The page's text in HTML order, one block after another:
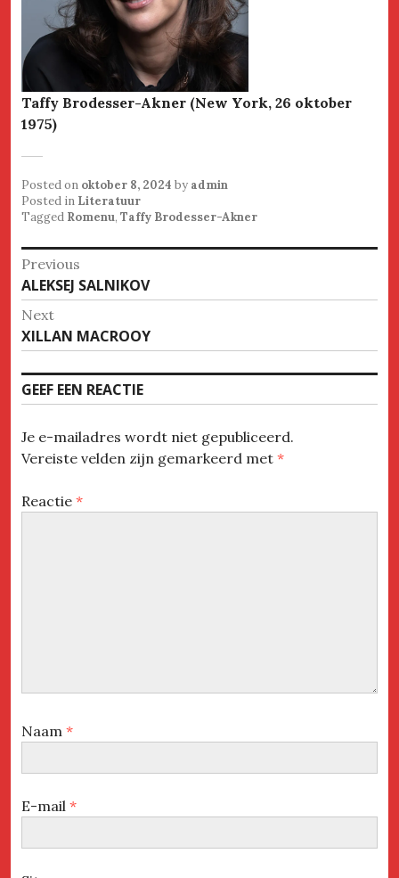
Taffy Brodesser-Akner (New York, 26 oktober
1975)
Posted on oktober 8, 2024 by admin
Posted in Literatuur
Tagged Romenu, Taffy Brodesser-Akner
Bericht
navigatie
Previous
Previous
post:
ALEKSEJ SALNIKOV
Next
Next
post:
XILLAN MACROOY
GEEF EEN REACTIE
Je e-mailadres wordt niet gepubliceerd.
Vereiste velden zijn gemarkeerd met *
Reactie *
Naam *
E-mail *